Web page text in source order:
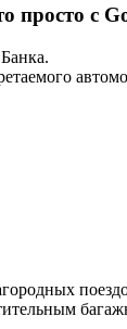
просто с